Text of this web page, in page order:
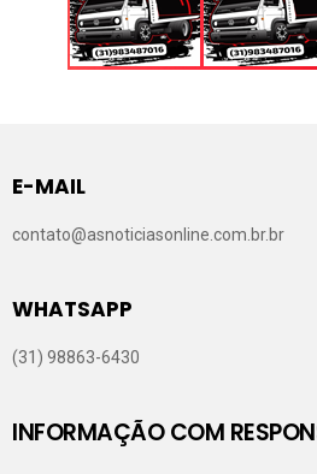
E-MAIL
contato@asnoticiasonline.com.br.br
WHATSAPP
(31) 98863-6430
INFORMAÇÃO COM